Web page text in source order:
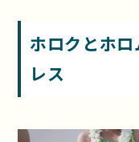
ホロクとホ
レス